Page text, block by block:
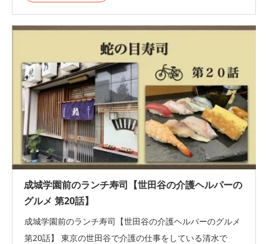
成城学園前のランチ寿司【世田谷の介護ヘルパーの
グルメ 第20話】
成城学園前のランチ寿司【世田谷の介護ヘルパーのグルメ
第20話】 東京の世田谷で介護の仕事をしている清水で